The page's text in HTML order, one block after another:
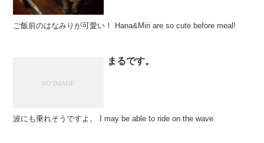
ご飯前のはなみりが可愛い！ Hana&Miri are so cute before meal!
まるです。
波にも乗れそうですよ。 I may be able to ride on the wave.